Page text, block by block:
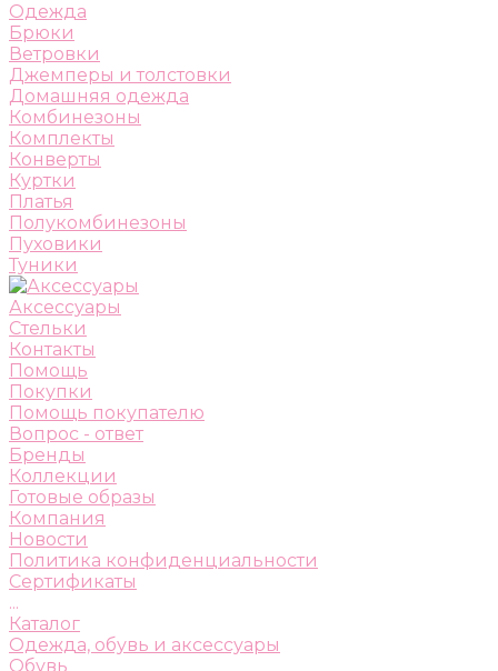
Одежда
Брюки
Ветровки
Джемперы и толстовки
Домашняя одежда
Комбинезоны
Комплекты
Конверты
Куртки
Платья
Полукомбинезоны
Пуховики
Туники
Аксессуары
Стельки
Контакты
Помощь
Покупки
Помощь покупателю
Вопрос - ответ
Бренды
Коллекции
Готовые образы
Компания
Новости
Политика конфиденциальности
Сертификаты
...
Каталог
Одежда, обувь и аксессуары
Обувь